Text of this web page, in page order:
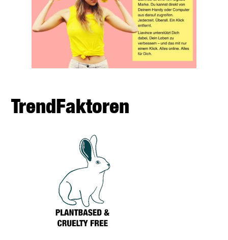
TrendFaktoren